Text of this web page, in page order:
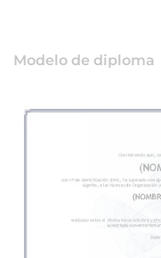
Modelo de diploma